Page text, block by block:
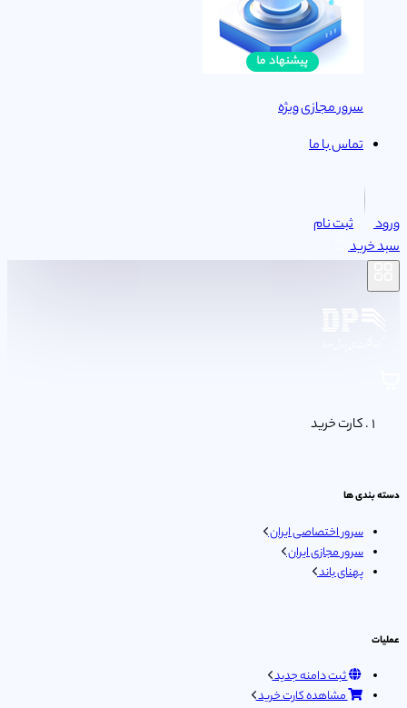
سرور مجازی ویژه
تماس با ما
ورود
ثبت نام
سبد خرید
کارت خرید
دسته بندی ها
سرور اختصاصی ایران
سرور مجازی ایران
پهنای باند
عملیات
ثبت دامنه جدید
مشاهده کارت خرید